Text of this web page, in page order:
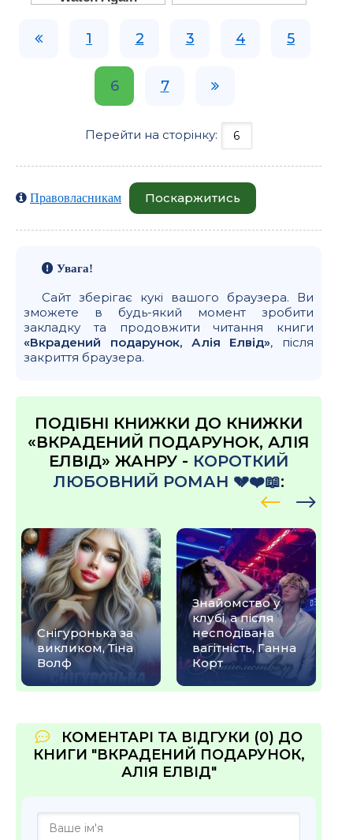
1 2 3 4 5
6 7
Перейти на сторінку:
Правовласникам Поскаржитись
Увага!
Сайт зберігає кукі вашого браузера. Ви
зможете в будь-який момент зробити
закладку та продовжити читання книги
«Вкрадений подарунок, Алія Елвід», після
закриття браузера.
ПОДІБНІ КНИЖКИ ДО КНИЖКИ
«ВКРАДЕНИЙ ПОДАРУНОК, АЛІЯ
ЕЛВІД» ЖАНРУ - КОРОТКИЙ
ЛЮБОВНИЙ РОМАН 💔❤️📖:
Снігуронька за
викликом, Тіна
Волф
Знайомство у
клубі, а після
несподівана
вагітність, Ганна
Корт
КОМЕНТАРІ ТА ВІДГУКИ (0) ДО
КНИГИ "ВКРАДЕНИЙ ПОДАРУНОК,
АЛІЯ ЕЛВІД"